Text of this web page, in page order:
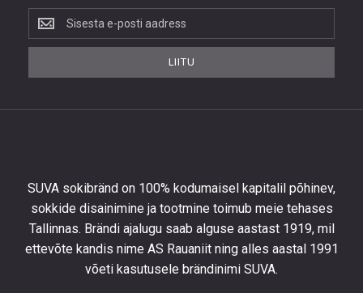
Liitu
uudiskirjaga,
et
kursis
uusimate
toodetega,
eripakkumistega
LIITU
SUVA sokibränd on 100% kodumaisel kapitalil põhinev,
sokkide disainimine ja tootmine toimub meie tehases
Tallinnas. Brändi ajalugu saab alguse aastast 1919, mil
ettevõte kandis nime AS Rauaniit ning alles aastal 1991
võeti kasutusele brändinimi SUVA.